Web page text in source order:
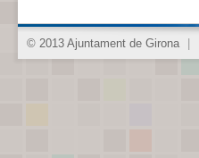
© 2013 Ajuntament de Girona